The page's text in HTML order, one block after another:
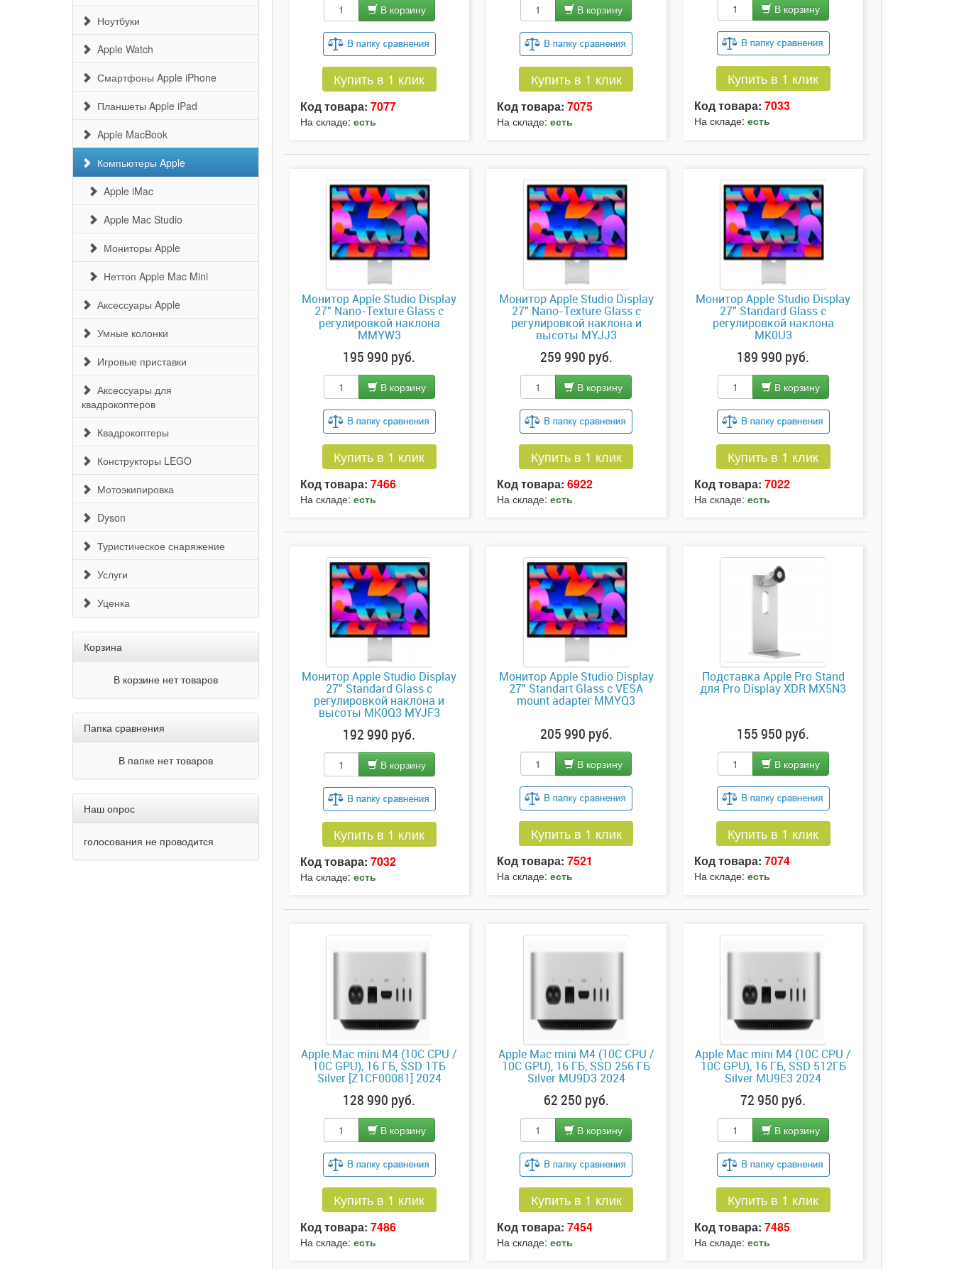
Ноутбуки
Apple Watch
Смартфоны Apple iPhone
Планшеты Apple iPad
Apple MacBook
Компьютеры Apple
Apple iMac
Apple Mac Studio
Мониторы Apple
Неттоп Apple Mac Mini
Аксессуары Apple
Умные колонки
Игровые приставки
Аксессуары для
квадрокоптеров
Квадрокоптеры
Конструкторы LEGO
Мотоэкипировка
Dyson
Туристическое снаряжение
Услуги
Уценка
Корзина
В корзине нет товаров
Папка сравнения
В папке нет товаров
Наш опрос
голосования не проводится
В корзину
Купить в 1 клик
Код товара: 7077
На складе: есть
В корзину
Купить в 1 клик
Код товара:7075
На складе:есть
В корзину
Купить в 1 клик
Код товара: 7033
На складе: есть
Монитор Apple Studio Display
27" Nano-Texture Glass с
регулировкой наклона
MMYW3
195 990 руб.
В корзину
Купить в 1 клик
Код товара: 7466
На складе: есть
Монитор Apple Studio Display
27" Nano-Texture Glass с
регулировкой наклона и
высоты MYJJ3
259 990 руб.
В корзину
Купить в 1 клик
Код товара:6922
На складе:есть
Монитор Apple Studio Display
27" Standard Glass с
регулировкой наклона
MK0U3
189 990 руб.
В корзину
Купить в 1 клик
Код товара: 7022
На складе: есть
Монитор Apple Studio Display
27" Standard Glass с
регулировкой наклона и
высоты MK0Q3 MYJF3
192 990 руб.
В корзину
Купить в 1 клик
Код товара: 7032
На складе: есть
Монитор Apple Studio Display
27" Standart Glass с VESA
mount adapter MMYQ3
205 990 руб.
В корзину
Купить в 1 клик
Код товара:7521
На складе:есть
Подставка Apple Pro Stand
для Pro Display XDR MX5N3
155 950 руб.
В корзину
Купить в 1 клик
Код товара: 7074
На складе: есть
Apple Mac mini M4 (10C CPU /
10C GPU), 16 ГБ, SSD 1ТБ
Silver [Z1CF00081] 2024
128 990 руб.
В корзину
Купить в 1 клик
Код товара: 7486
На складе: есть
Apple Mac mini M4 (10C CPU /
10C GPU), 16 ГБ, SSD 256 ГБ
Silver MU9D3 2024
62 250 руб.
В корзину
Купить в 1 клик
Код товара:7454
На складе:есть
Apple Mac mini M4 (10C CPU /
10C GPU), 16 ГБ, SSD 512ГБ
Silver MU9E3 2024
72 950 руб.
В корзину
Купить в 1 клик
Код товара: 7485
На складе: есть